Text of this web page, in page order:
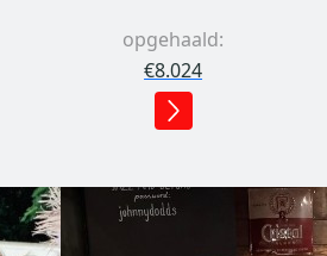
opgehaald:
€8.024